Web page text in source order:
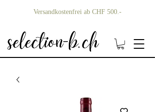
Versandkostenfrei ab CHF 500.-